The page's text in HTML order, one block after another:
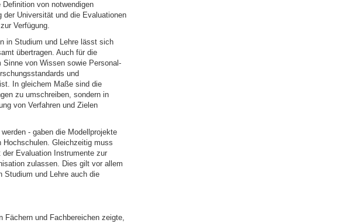
von notwendigen
Universität und die Evaluationen
Verfügung.
in Studium und Lehre lässt sich
übertragen. Auch für die
von Wissen sowie Personal-
und
In gleichem Maße sind die
zu umschreiben, sondern in
von Verfahren und Zielen
- gaben die Modellprojekte
Gleichzeitig muss
Evaluation Instrumente zur
zulassen. Dies gilt vor allem
Studium und Lehre auch die
Fächern und Fachbereichen zeigte,